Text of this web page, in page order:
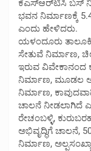
ಕೆಎಸ್‌ಆರ್‌ಟಿಸಿ ಬಸ್
ಭವನ ನಿರ್ಮಾಣಕ್ಕೆ
ಎಂದು ಹೇಳಿದರು.
ಯಳಂದೂರು
ಸೇತುವೆ ನಿರ್ಮಾಣ,
ಇರುವ ವಿವೇಕಾನಂದ
ನಿರ್ಮಾಣ, ಮೂಡಲ
ನಿರ್ಮಾಣ,
ಚಾಲನೆ ನೀಡಲಾಗಿದೆ
ರೇಚಂಬಳ್ಳಿ,
ಅಭಿವೃದ್ಧಿಗೆ ಚಾಲನೆ,
ನಿರ್ಮಾಣ,